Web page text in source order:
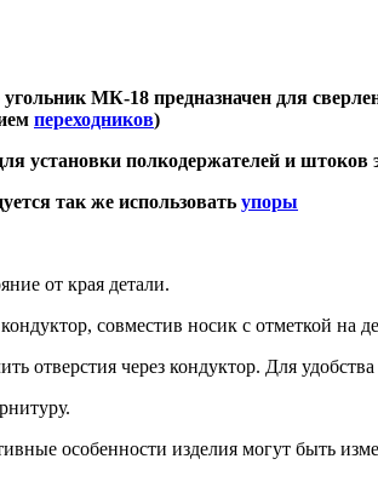
МК-18 предназначен для
переходников)
установки полкодержателей и штоков
так же использовать упоры
от края детали.
совместив носик с отметкой на
отверстия через кондуктор. Для
особенности изделия могут быть